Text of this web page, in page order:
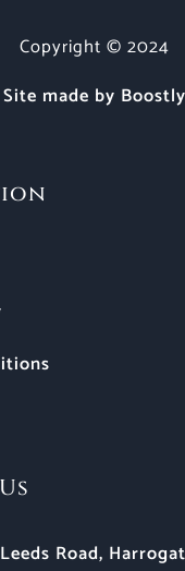
Copyright © 2024
Site made by Boostly
Road,